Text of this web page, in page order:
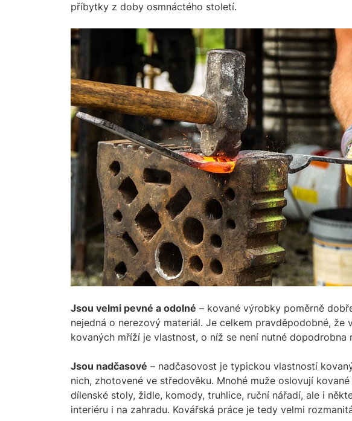
příbytky z doby osmnáctého století.
Jsou velmi pevné a odolné – kované výrobky poměrně
nejedná o nerezový materiál. Je celkem pravděpodobné,
kovaných mříží je vlastnost, o níž se není nutné
Jsou nadčasové – nadčasovost je typickou vlastností
nich, zhotovené ve středověku. Mnohé muže oslovují
dílenské stoly, židle, komody, truhlice, ruční nářadí, ale i
interiéru i na zahradu. Kovářská práce je tedy velmi